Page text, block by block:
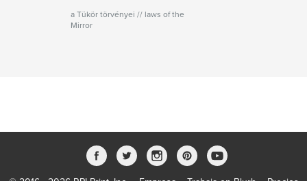
a Tükör törvényei // laws of the
Mirror